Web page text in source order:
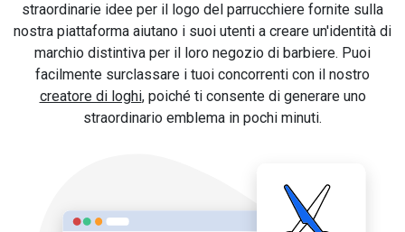
straordinarie idee per il logo del parrucchiere fornite sulla
nostra piattaforma aiutano i suoi utenti a creare un'identità di
marchio distintiva per il loro negozio di barbiere. Puoi
facilmente surclassare i tuoi concorrenti con il nostro
creatore di loghi, poiché ti consente di generare uno
straordinario emblema in pochi minuti.